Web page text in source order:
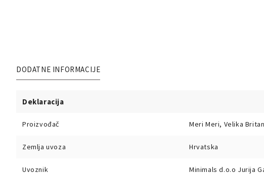
DODATNE INFORMACIJE
Deklaracija
Proizvođač Meri Meri, Velika
Zemlja uvoza Hrvatska
Uvoznik Minimals d.o.o Jurija